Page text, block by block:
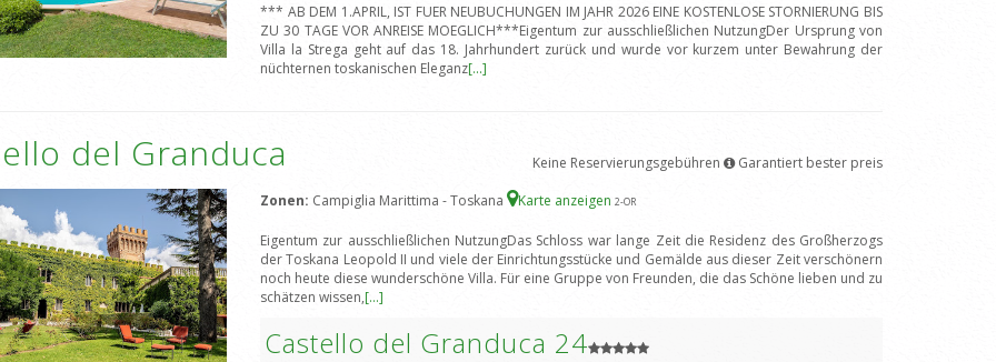
*** AB DEM 1.APRIL, IST FUER NEUBUCHUNGEN IM JAHR 2026 EINE KOSTENLOSE STORNIERUNG BIS
ZU 30 TAGE VOR ANREISE MOEGLICH***Eigentum zur ausschließlichen NutzungDer Ursprung von
Villa la Strega geht auf das 18. Jahrhundert zurück und wurde vor kurzem unter Bewahrung der
nüchternen toskanischen Eleganz[...]
del Granduca Keine Reservierungsgebühren
Garantiert bester preis
Zonen: Campiglia Marittima - Toskana Karte anzeigen 2-OR
Eigentum zur ausschließlichen NutzungDas Schloss war lange Zeit die Residenz des Großherzogs
der Toskana Leopold II und viele der Einrichtungsstücke und Gemälde aus dieser Zeit verschönern
noch heute diese wunderschöne Villa. Für eine Gruppe von Freunden, die das Schöne lieben und zu
schätzen wissen,[...]
Castello del Granduca 24